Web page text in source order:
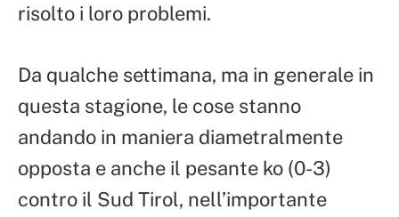
risolto i loro problemi.
Da qualche settimana, ma in generale in
questa stagione, le cose stanno
andando in maniera diametralmente
opposta e anche il pesante ko (0-3)
contro il Sud Tirol, nell’importante